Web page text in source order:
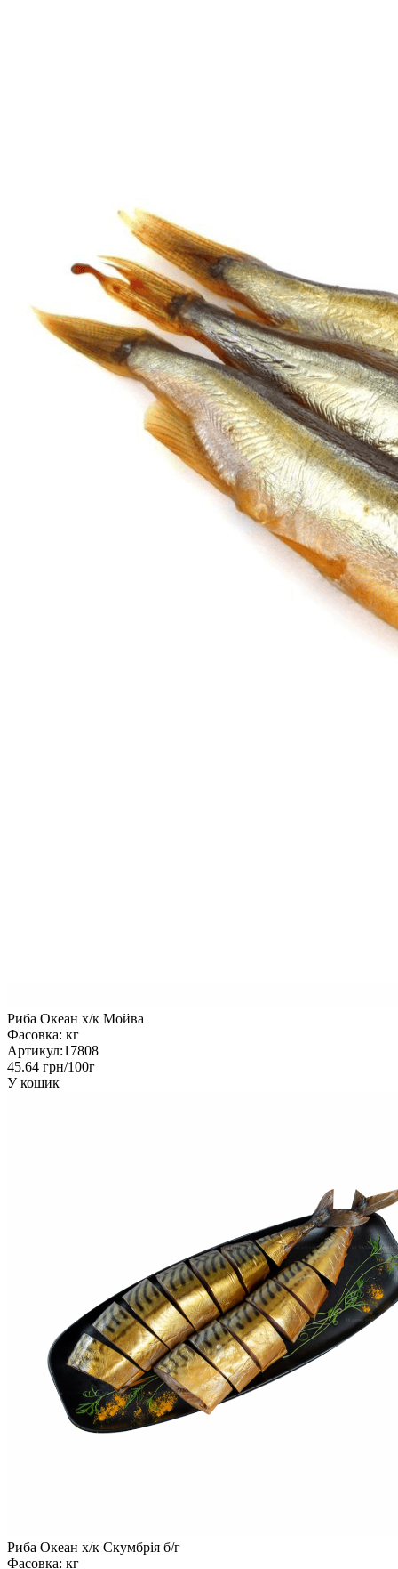
Риба Океан х/к Мойва
Фасовка: кг
Артикул:17808
45.64 грн/100г
У кошик
Риба Океан х/к Скумбрія б/г
Фасовка: кг